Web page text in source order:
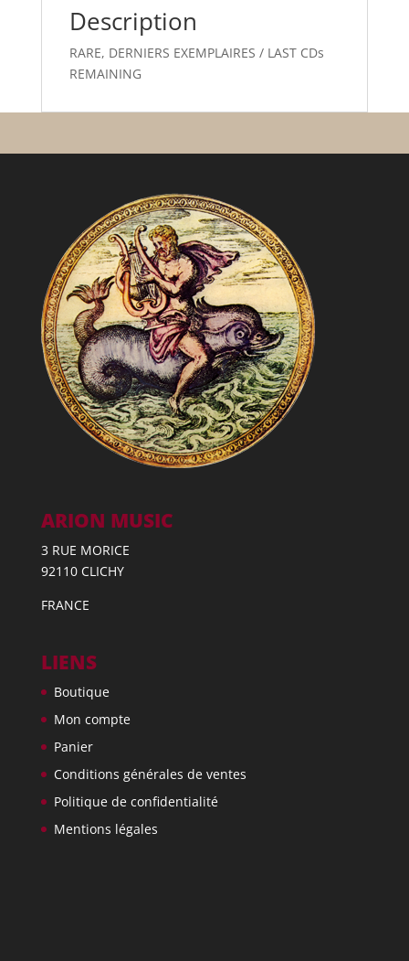
-
2ème
partie
Description
RARE, DERNIERS EXEMPLAIRES / LAST CDs
REMAINING
ARION MUSIC
3 RUE MORICE
92110 CLICHY
FRANCE
LIENS
Boutique
Mon compte
Panier
Conditions générales de ventes
Politique de confidentialité
Mentions légales